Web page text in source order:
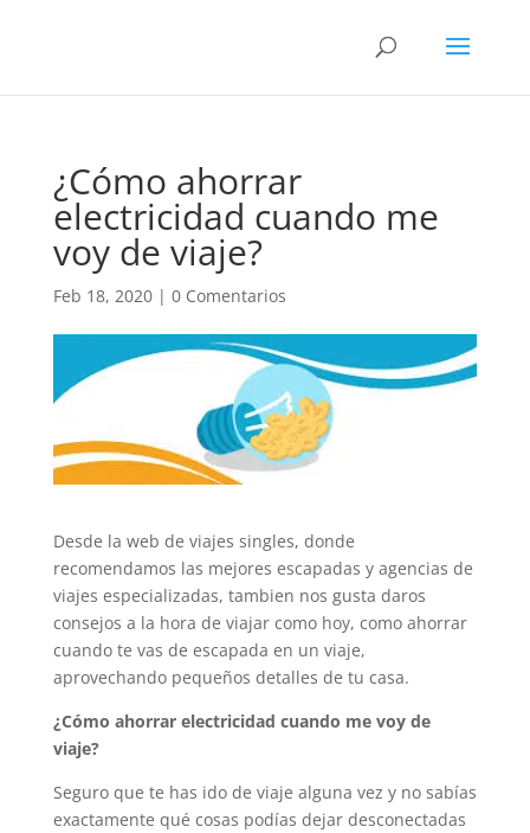
¿Cómo ahorrar
electricidad cuando me
voy de viaje?
Feb 18, 2020| 0 Comentarios
Desde la web de viajes singles, donde
recomendamos las mejores escapadas y agencias de
viajes especializadas, tambien nos gusta daros
consejos a la hora de viajar como hoy, como ahorrar
cuando te vas de escapada en un viaje,
aprovechando pequeños detalles de tu casa.
¿Cómo ahorrar electricidad cuando me voy de
viaje?
Seguro que te has ido de viaje alguna vez y no sabías
exactamente qué cosas podías dejar desconectadas